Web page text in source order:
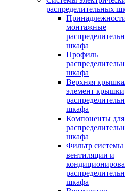
распределительных
монтажные
шкафа
Профиль
шкафа
Верхняя
элемент крышки
шкафа
Компоненты для
шкафа
Фильтр системы
вентиляции и
шкафа